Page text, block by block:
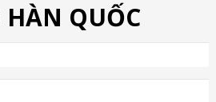
QUỐC